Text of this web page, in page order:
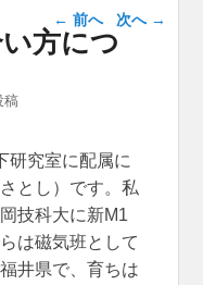
投稿ナビゲー
ション
← 前へ 次へ →
方につ
稿
究室に配属に
とし）です。私
技科大に新M1
は磁気班として
井県で、育ちは